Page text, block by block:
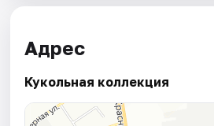
Адрес
Кукольная коллекция